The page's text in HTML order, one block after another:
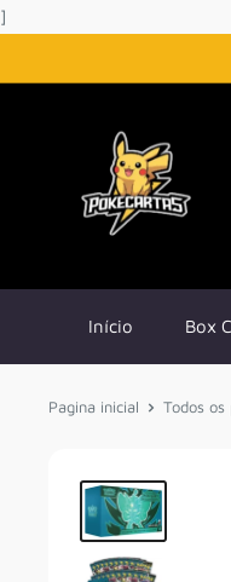
]
Início Box
Pagina inicial Todos